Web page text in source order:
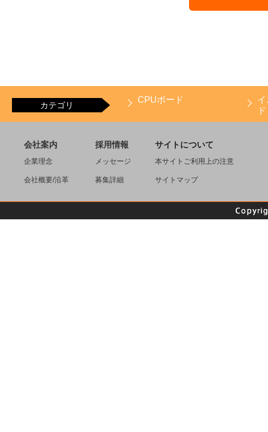
カテゴリ
CPUボード
会社案内
企業理念
会社概要/沿革
採用情報
メッセージ
募集詳細
サイトについて
本サイトご利用上の注意
サイトマップ